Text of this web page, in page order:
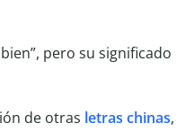
pero su significado
de otras letras chinas,